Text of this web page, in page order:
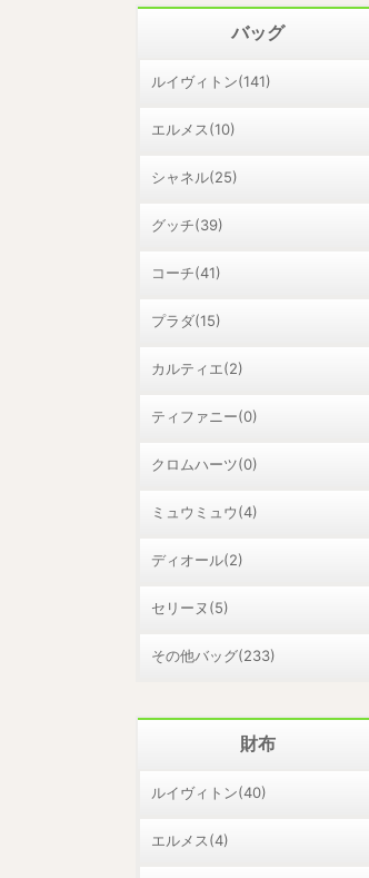
バッグ
ルイヴィトン(141)
エルメス(10)
シャネル(25)
グッチ(39)
コーチ(41)
プラダ(15)
カルティエ(2)
ティファニー(0)
クロムハーツ(0)
ミュウミュウ(4)
ディオール(2)
セリーヌ(5)
その他バッグ(233)
財布
ルイヴィトン(40)
エルメス(4)